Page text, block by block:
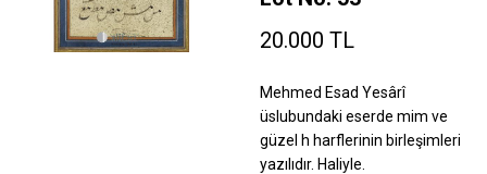
20.000 TL
Mehmed Esad Yesârî
üslubundaki eserde mim ve
güzel h harflerinin birleşimleri
yazılıdır. Haliyle.